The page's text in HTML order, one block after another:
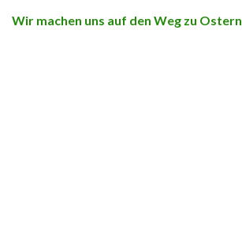
Wir machen uns auf den Weg zu Ostern